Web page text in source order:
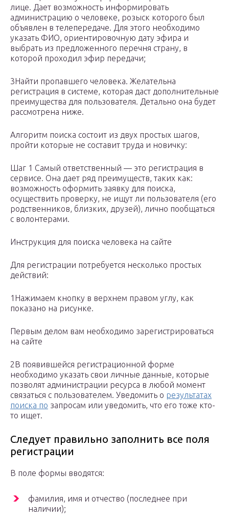
лице. Дает возможность информировать
администрацию о человеке, розыск которого был
объявлен в телепередаче. Для этого необходимо
указать ФИО, ориентировочную дату эфира и
выбрать из предложенного перечня страну, в
которой проходил эфир передачи;
3Найти пропавшего человека. Желательна
регистрация в системе, которая даст дополнительные
преимущества для пользователя. Детально она будет
рассмотрена ниже.
Алгоритм поиска состоит из двух простых шагов,
пройти которые не составит труда и новичку:
Шаг 1 Самый ответственный — это регистрация в
сервисе. Она дает ряд преимуществ, таких как:
возможность оформить заявку для поиска,
осуществить проверку, не ищут ли пользователя (его
родственников, близких, друзей), лично пообщаться
с волонтерами.
Инструкция для поиска человека на сайте
Для регистрации потребуется несколько простых
действий:
1Нажимаем кнопку в верхнем правом углу, как
показано на рисунке.
Первым делом вам необходимо зарегистрироваться
на сайте
2В появившейся регистрационной форме
необходимо указать свои личные данные, которые
позволят администрации ресурса в любой момент
связаться с пользователем. Уведомить о результатах
поиска по запросам или уведомить, что его тоже кто-
то ищет.
Следует правильно заполнить все поля
регистрации
В поле формы вводятся:
фамилия, имя и отчество (последнее при
наличии);